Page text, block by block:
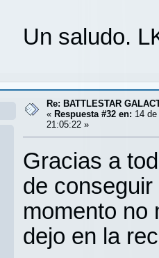
Un saludo.
Re: BATTLESTAR
« Respuesta #32 en: 14
21:05:22 »
Gracias a
de
momento no
dejo en la